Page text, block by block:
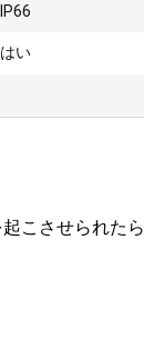
IP66
はい
こさせられたら